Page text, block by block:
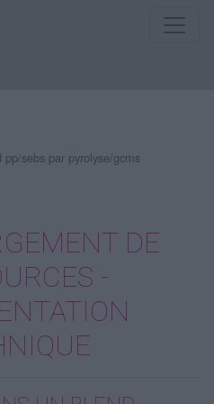
sebs par pyrolyse/gcms
DE
-